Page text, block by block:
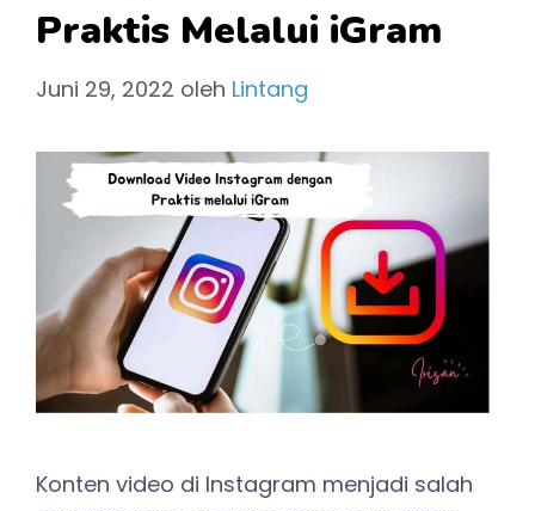
Praktis Melalui iGram
Juni 29, 2022 oleh Lintang
Konten video di Instagram menjadi salah